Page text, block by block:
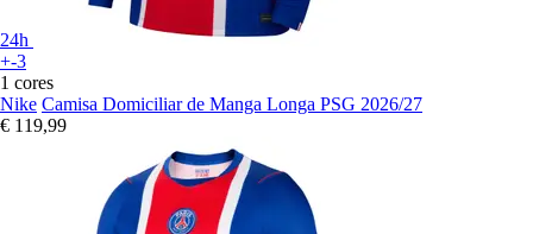
24h
+-3
1 cores
Nike Camisa Domiciliar de Manga Longa PSG 2026/27
€ 119,99